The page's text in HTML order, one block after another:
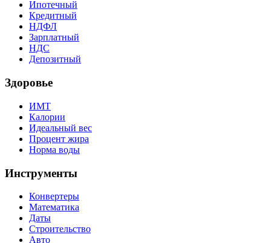
Ипотечный
Кредитный
НДФЛ
Зарплатный
НДС
Депозитный
Здоровье
ИМТ
Калории
Идеальный вес
Процент жира
Норма воды
Инструменты
Конвертеры
Математика
Даты
Строительство
Авто